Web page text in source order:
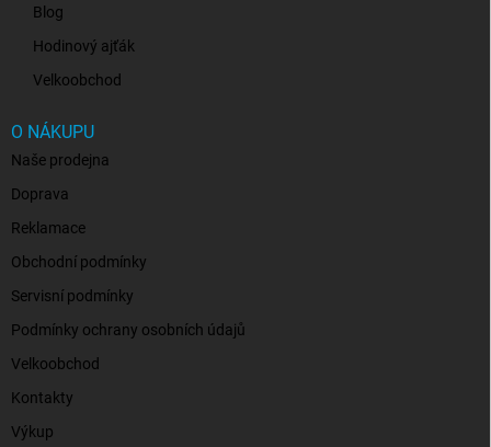
Blog
Hodinový ajťák
Velkoobchod
O NÁKUPU
Naše prodejna
Doprava
Reklamace
Obchodní podmínky
Servisní podmínky
Podmínky ochrany osobních údajů
Velkoobchod
Kontakty
Výkup